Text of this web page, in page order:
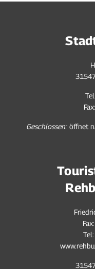
Klicken, um weitere
Geschlossen: öffnet